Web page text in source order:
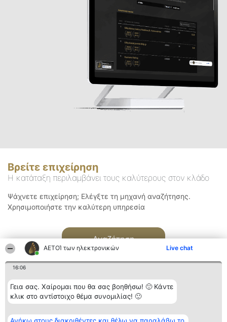
ΑΕΤΟΊ των ηλεκτρονικών Live chat
16:06
Γεια σας. Χαίρομαι που θα σας βοηθήσω! 🙂 Κάντε
κλικ στο αντίστοιχο θέμα συνομιλίας! 🙂
Βρείτε επιχείρηση
Η κατάταξη περιλαμβάνει τους καλύτερους στον κλάδο
Ψάχνετε επιχείρηση; Ελέγξτε τη μηχανή αναζήτησης.
Χρησιμοποιήστε την καλύτερη υπηρεσία
Αναζήτηση
Διοργανωτής της
κατάταξης
Κατάταξη
Διακριθέντες
Επικοινωνία
Επικοινωνία